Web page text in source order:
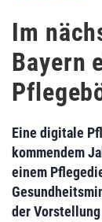
Im
Bayern
Eine digitale
kommendem
einem
der